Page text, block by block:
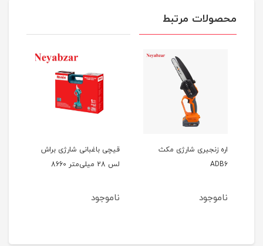
محصولات مرتبط
اره زنجیری شارژی مکث
ADB6
ناموجود
قیچی باغبانی شارژی براش
لس 28 میلی‌متر 8660
ناموجود